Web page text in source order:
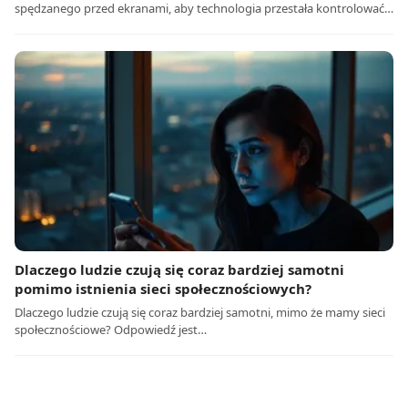
spędzanego przed ekranami, aby technologia przestała kontrolować…
Dlaczego ludzie czują się coraz bardziej samotni
pomimo istnienia sieci społecznościowych?
Dlaczego ludzie czują się coraz bardziej samotni, mimo że mamy sieci
społecznościowe? Odpowiedź jest…